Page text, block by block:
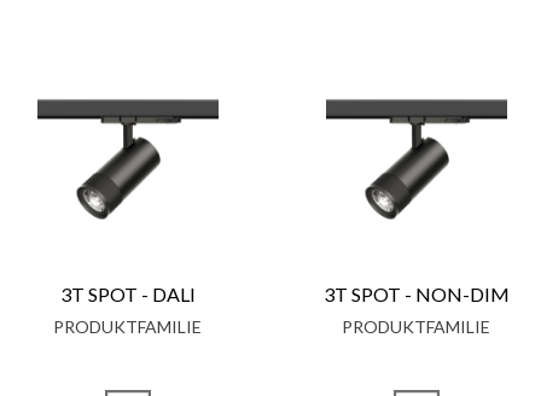
3T SPOT - DALI
PRODUKTFAMILIE
3T SPOT - NON-DIM
PRODUKTFAMILIE